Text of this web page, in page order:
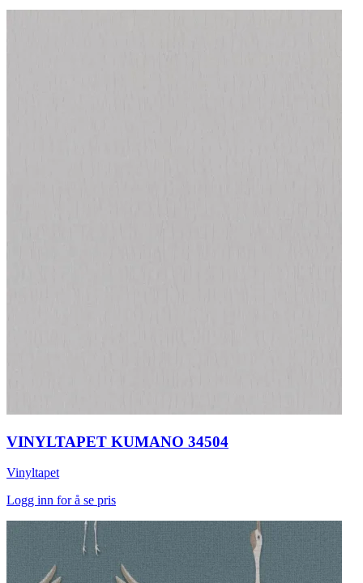
VINYLTAPET KUMANO 34504
Vinyltapet
Logg inn for å se pris